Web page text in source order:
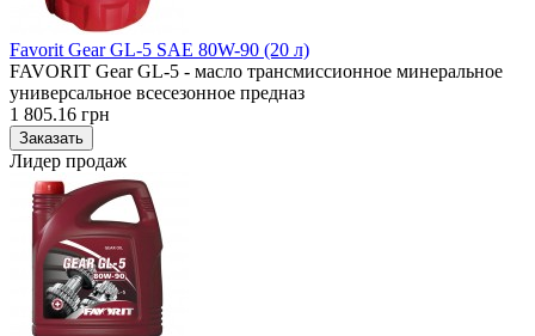
Favorit Gear GL-5 SAE 80W-90 (20 л)
FAVORIT Gear GL-5 - масло трансмиссионное минеральное
универсальное всесезонное предназ
1 805.16 грн
Лидер продаж